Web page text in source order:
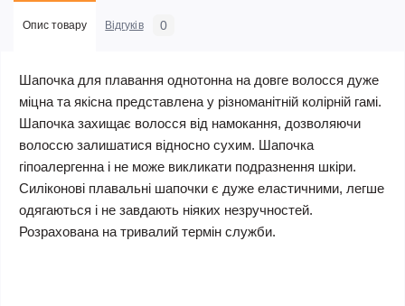
Опис товару Відгуків 0
Шапочка для плавання однотонна на довге волосся дуже
міцна та якісна представлена у різноманітній колірній гамі.
Шапочка захищає волосся від намокання, дозволяючи
волоссю залишатися відносно сухим. Шапочка
гіпоалергенна і не може викликати подразнення шкіри.
Силіконові плавальні шапочки є дуже еластичними, легше
одягаються і не завдають ніяких незручностей.
Розрахована на тривалий термін служби.